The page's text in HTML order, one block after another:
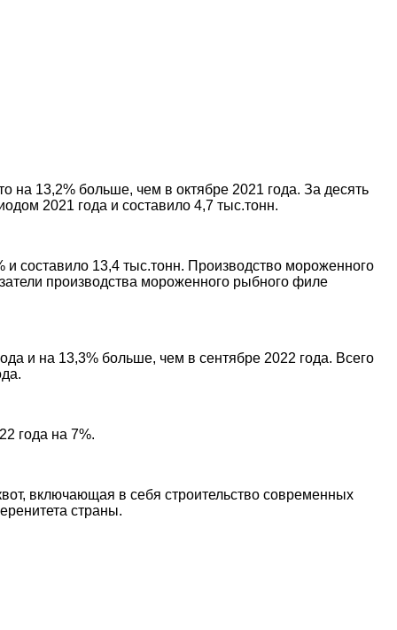
на 13,2% больше, чем в октябре 2021 года. За десять
2021 года и составило 4,7 тыс.тонн.
составило 13,4 тыс.тонн. Производство мороженного
производства мороженного рыбного филе
и на 13,3% больше, чем в сентябре 2022 года. Всего
года на 7%.
включающая в себя строительство современных
страны.